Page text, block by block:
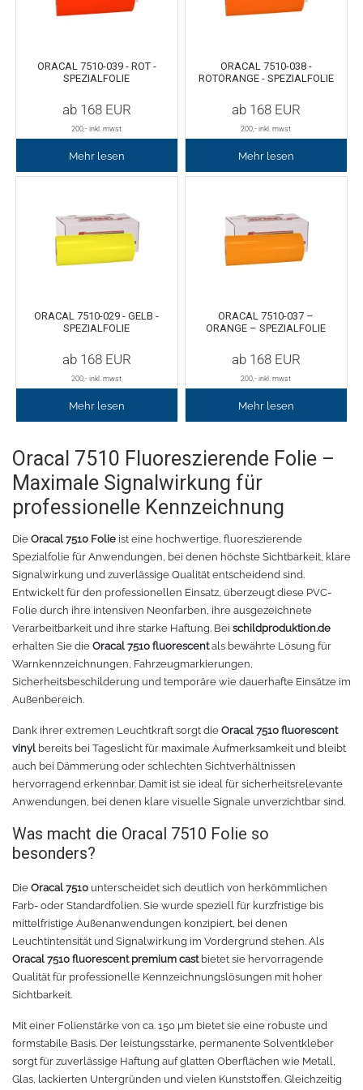
Oracal 8500
Oracal 8870
Oralux 9300
Oraguard Laminierfolie
Magnetfolie
Antigraffiti-Folie
Tafelfolie
Textilfolie
Chemica Hotmark
Chemica Holograflex
Chemica Upperflok
Chemica Galaxy
Chemica Sunmark
Chemica Reflex
Chemica Darklite
Chemica Metallic
Chemica Fashion
Transferpapier
Transferfolie
Messerklingen
Pinzette
Schere
Lineal Zubehör
Schildwerkzeug
Montagewerkzeug
Trommeln
Verschiedenes
Taschen und Kisten
Ausstattung für Taschen
Handgelenktasche
Werkzeugkasten
Tücher
Reinigungsset
Glasschaber
Verpackungsmaschinen
Klebeband
Ausrüstung
ORACAL 7510-039 - ROT -
SPEZIALFOLIE
ab 168EUR
200,- inkl. mwst
Mehr lesen
ORACAL 7510-038 -
ROTORANGE - SPEZIALFOLIE
ab 168EUR
200,- inkl. mwst
Mehr lesen
ORACAL 7510-029 - GELB -
SPEZIALFOLIE
ab 168EUR
200,- inkl. mwst
Mehr lesen
ORACAL 7510-037 –
ORANGE – SPEZIALFOLIE
ab 168EUR
200,- inkl. mwst
Mehr lesen
Oracal 7510 Fluoreszierende Folie –
Maximale Signalwirkung für
professionelle Kennzeichnung
Die Oracal 7510 Folie ist eine hochwertige, fluoreszierende
Spezialfolie für Anwendungen, bei denen höchste Sichtbarkeit, klare
Signalwirkung und zuverlässige Qualität entscheidend sind.
Entwickelt für den professionellen Einsatz, überzeugt diese PVC-
Folie durch ihre intensiven Neonfarben, ihre ausgezeichnete
Verarbeitbarkeit und ihre starke Haftung. Bei schildproduktion.de
erhalten Sie die Oracal 7510 fluorescentals bewährte Lösung für
Warnkennzeichnungen, Fahrzeugmarkierungen,
Sicherheitsbeschilderung und temporäre wie dauerhafte Einsätze im
Außenbereich.
Dank ihrer extremen Leuchtkraft sorgt die Oracal 7510 fluorescent
vinyl bereits bei Tageslicht für maximale Aufmerksamkeit und bleibt
auch bei Dämmerung oder schlechten Sichtverhältnissen
hervorragend erkennbar. Damit ist sie ideal für sicherheitsrelevante
Anwendungen, bei denen klare visuelle Signale unverzichtbar sind.
Was macht die Oracal 7510 Folie so
besonders?
Die Oracal 7510 unterscheidet sich deutlich von herkömmlichen
Farb- oder Standardfolien. Sie wurde speziell für kurzfristige bis
mittelfristige Außenanwendungen konzipiert, bei denen
Leuchtintensität und Signalwirkung im Vordergrund stehen. Als
Oracal 7510 fluorescent premium castbietet sie hervorragende
Qualität für professionelle Kennzeichnungslösungen mit hoher
Sichtbarkeit.
Mit einer Folienstärke von ca. 150 µm bietet sie eine robuste und
formstabile Basis. Der leistungsstarke, permanente Solventkleber
sorgt für zuverlässige Haftung auf glatten Oberflächen wie Metall,
Glas, lackierten Untergründen und vielen Kunststoffen. Gleichzeitig